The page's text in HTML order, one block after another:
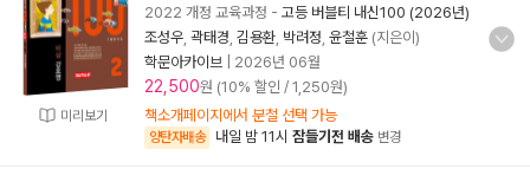
미리보기
2022 개정 교육과정 - 고등 버블티 내신100 (2026년)
조성우 곽태경 김용환 박려정 윤철훈 (지은이)
학문아카이브
2026년 06월
22,500원 (10% 할인 / 1,250원)
책소개페이지에서 분철 선택 가능
양탄자배송 내일 밤 11시 잠들기전 배송 변경